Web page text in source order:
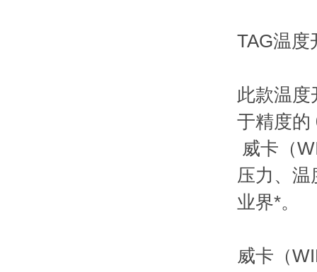
TAG温度
此款温度
于精度的
威卡（
压力、温
业界*。
威卡（